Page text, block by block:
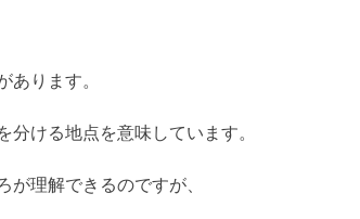
あります。
分ける地点を意味しています。
が理解できるのですが、